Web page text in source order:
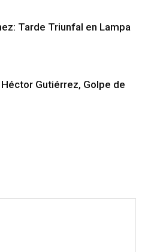
Tarde Triunfal en Lampa
Gutiérrez, Golpe de